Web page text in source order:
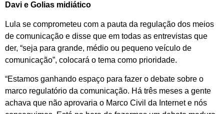
Davi e Golias midiático
Lula se comprometeu com a pauta da regulação dos meios
de comunicação e disse que em todas as entrevistas que
der, “seja para grande, médio ou pequeno veículo de
comunicação”, colocará o tema como prioridade.
“Estamos ganhando espaço para fazer o debate sobre o
marco regulatório da comunicação. Há três meses a gente
achava que não aprovaria o Marco Civil da Internet e nós